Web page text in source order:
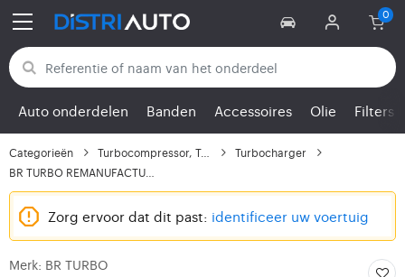
Terug naar categorieën
Auto onderdelen Banden Accessoires Olie Filters
Categorieën Turbocompressor, Turbo
Turbocharger
Zorg ervoor dat dit past: identificeer uw voertuig
Merk: BR TURBO